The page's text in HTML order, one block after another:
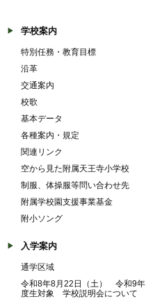
学校案内
特別任務・教育目標
沿革
交通案内
校歌
基本データ
各種案内・規定
関連リンク
空から見た附属天王寺小学校
制服、体操服等問い合わせ先
附属学校園支援事業基金
附小ソング
入学案内
通学区域
令和8年8月22日（土） 令和9年
度生対象 学校説明会について